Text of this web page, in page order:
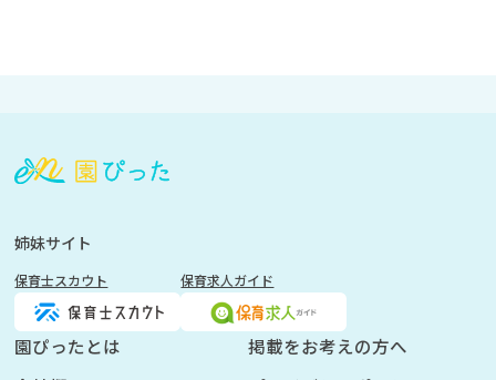
登
く
姉妹サイト
保育士スカウト 保育求人ガイド
園ぴったとは
掲載をお考えの方へ